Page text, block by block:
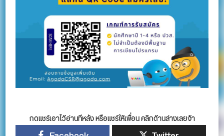
กดแชร์เอาไว้อ่านทีหลัง หรือแชร์ให้เพื่อน คลิกด้านล่างเลยจ้า